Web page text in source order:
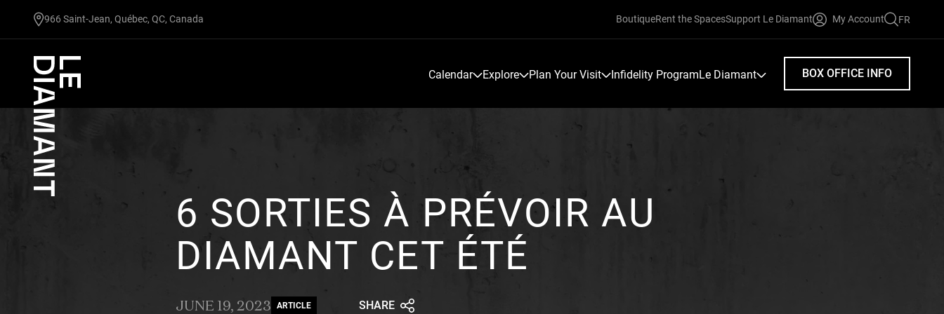
Calendar Explore Plan Your Visit Infidelity ProgramLe Diamant BOX OFFICE INFO
966 Saint-Jean, Québec, QC, Canada BoutiqueRent the SpacesSupport Le Diamant My Account
FAIRE
UNE
FR
6 SORTIES À PRÉVOIR AU
DIAMANT CET ÉTÉ
JUNE 19, 2023 ARTICLE SHARE